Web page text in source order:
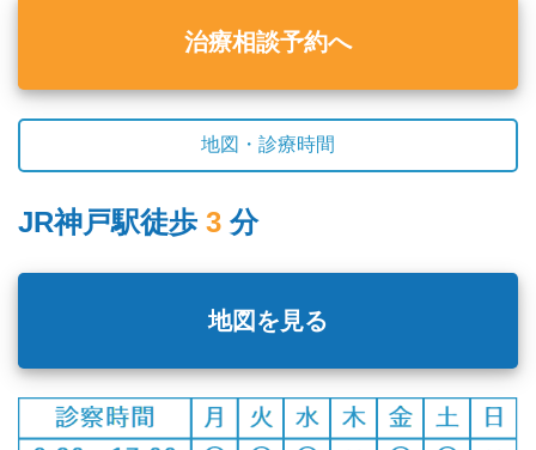
治療相談予約へ
地図・診療時間
JR神戸駅徒歩 3 分
地図を見る